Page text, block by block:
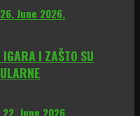
26. June 2026.
IGARA I ZAŠTO SU
22. June 2026.